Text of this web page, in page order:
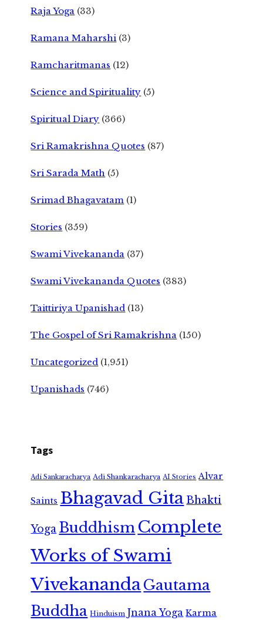
Raja Yoga (33)
Ramana Maharshi (3)
Ramcharitmanas (12)
Science and Spirituality (5)
Spiritual Diary (366)
Sri Ramakrishna Quotes (87)
Sri Sarada Math (5)
Srimad Bhagavatam (1)
Stories (359)
Swami Vivekananda (37)
Swami Vivekananda Quotes (383)
Taittiriya Upanishad (13)
The Gospel of Sri Ramakrishna (150)
Uncategorized (1,951)
Upanishads (746)
Tags
Adi Sankaracharya Adi Shankaracharya AI Stories Alvar
Saints Bhagavad GitaBhakti
Yoga Buddhism Complete
Works of Swami
VivekanandaGautama
Buddha Hinduism Jnana Yoga Karma